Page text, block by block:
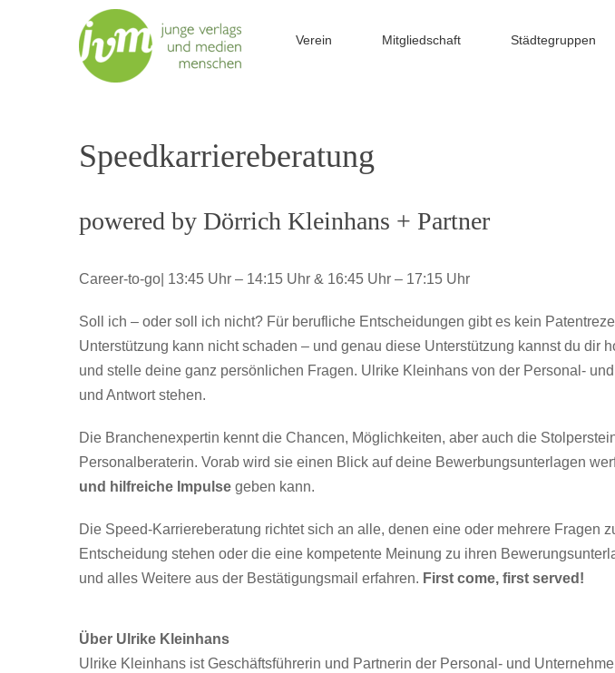
Verein Mitgliedschaft Städtegruppen
Speedkarriereberatung
powered by Dörrich Kleinhans + Partner
Career-to-go| 13:45 Uhr – 14:15 Uhr & 16:45 Uhr – 17:15 Uhr
Soll ich – oder soll ich nicht? Für berufliche Entscheidungen gibt es kein
Unterstützung kann nicht schaden – und genau diese Unterstützung kannst du dir
und stelle deine ganz persönlichen Fragen. Ulrike Kleinhans von der Personal-
und Antwort stehen.
Die Branchenexpertin kennt die Chancen, Möglichkeiten, aber auch die
Personalberaterin. Vorab wird sie einen Blick auf deine Bewerbungsunterlagen
und hilfreiche Impulse geben kann.
Die Speed-Karriereberatung richtet sich an alle, denen eine oder mehrere Fragen
Entscheidung stehen oder die eine kompetente Meinung zu ihren
und alles Weitere aus der Bestätigungsmail erfahren. First come, first served!
Über Ulrike Kleinhans
Ulrike Kleinhans ist Geschäftsführerin und Partnerin der Personal- und